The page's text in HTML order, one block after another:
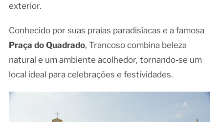
exterior.
Conhecido por suas praias paradisíacas e a famosa
Praça do Quadrado, Trancoso combina beleza
natural e um ambiente acolhedor, tornando-se um
local ideal para celebrações e festividades.